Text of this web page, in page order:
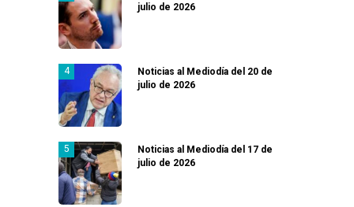
julio de 2026
Noticias al Mediodía del 20 de
julio de 2026
Noticias al Mediodía del 17 de
julio de 2026